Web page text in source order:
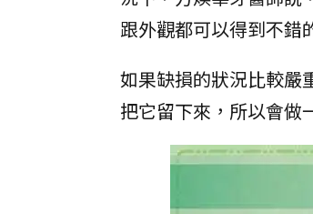
跟外觀都可以得到不錯
如果缺損的狀況比較嚴
把它留下來，所以會做